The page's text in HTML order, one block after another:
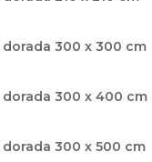
300 x 300 cm
300 x 400 cm
300 x 500 cm